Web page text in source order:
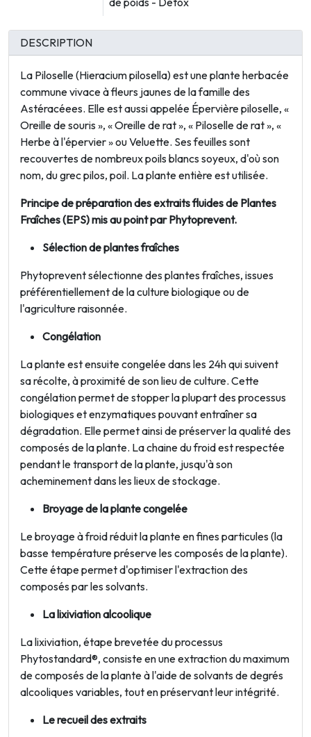
DESCRIPTION
La Piloselle (Hieracium pilosella) est une plante herbacée
commune vivace à fleurs jaunes de la famille des
Astéracéees. Elle est aussi appelée Épervière piloselle, «
Oreille de souris », « Oreille de rat », « Piloselle de rat », «
Herbe à l'épervier » ou Veluette. Ses feuilles sont
recouvertes de nombreux poils blancs soyeux, d'où son
nom, du grec pilos, poil. La plante entière est utilisée.
Principe de préparation des extraits fluides de Plantes
Fraîches (EPS) mis au point par Phytoprevent.
Sélection de plantes fraîches
Phytoprevent sélectionne des plantes fraîches, issues
préférentiellement de la culture biologique ou de
l'agriculture raisonnée.
Congélation
La plante est ensuite congelée dans les 24h qui suivent
sa récolte, à proximité de son lieu de culture. Cette
congélation permet de stopper la plupart des processus
biologiques et enzymatiques pouvant entraîner sa
dégradation. Elle permet ainsi de préserver la qualité des
composés de la plante. La chaine du froid est respectée
pendant le transport de la plante, jusqu'à son
acheminement dans les lieux de stockage.
Broyage de la plante congelée
Le broyage à froid réduit la plante en fines particules (la
basse température préserve les composés de la plante).
Cette étape permet d'optimiser l'extraction des
composés par les solvants.
La lixiviation alcoolique
La lixiviation, étape brevetée du processus
Phytostandard®, consiste en une extraction du maximum
de composés de la plante à l'aide de solvants de degrés
alcooliques variables, tout en préservant leur intégrité.
Le recueil des extraits